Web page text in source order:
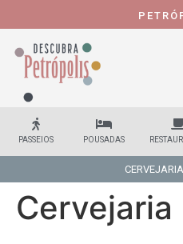
PASSEIOS POUSADAS
Cervejaria